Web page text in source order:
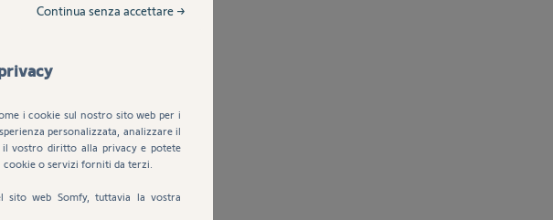
i cookie sul nostro sito web per i
personalizzata, analizzare il
vostro diritto alla privacy e potete
o servizi forniti da terzi.
sito web Somfy, tuttavia la vostra
Continua senza accettare →